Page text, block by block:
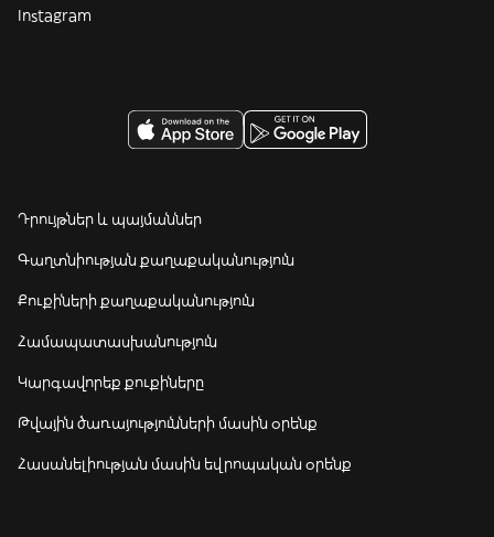
Instagram
Դրույթներ և պայմաններ
Գաղտնիության քաղաքականություն
Քուքիների քաղաքականություն
Համապատասխանություն
Կարգավորեք քուքիները
Թվային ծառայությունների մասին օրենք
Հասանելիության մասին եվրոպական օրենք